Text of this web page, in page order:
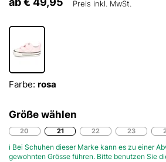
Preis inkl. MwSt.
Farbe: rosa
Größe wählen
20 21 22 23
ℹ Bei Schuhen dieser Marke kann es zu einer
gewohnten Grösse führen. Bitte benutzen Sie